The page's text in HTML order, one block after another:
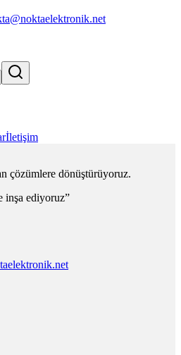
İletişim
çözümlere dönüştürüyoruz.
inşa ediyoruz”